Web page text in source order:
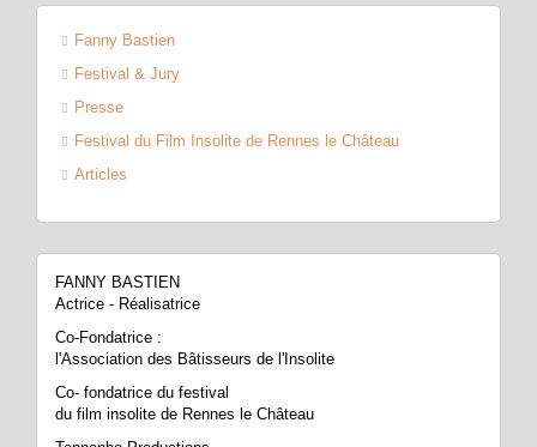
Fanny Bastien
Festival & Jury
Presse
Festival du Film Insolite de Rennes le Château
Articles
FANNY BASTIEN
Actrice - Réalisatrice
Co-Fondatrice :
l'Association des Bâtisseurs de l'Insolite
Co- fondatrice du festival
du film insolite de Rennes le Château